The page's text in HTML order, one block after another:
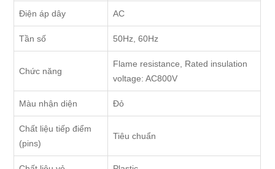
Điện áp dây AC
Tần số 50Hz, 60Hz
Chức năng
Flame resistance, Rated insulation
voltage: AC800V
Màu nhận diện Đỏ
Chất liệu tiếp điểm
(pins)
Tiêu chuẩn